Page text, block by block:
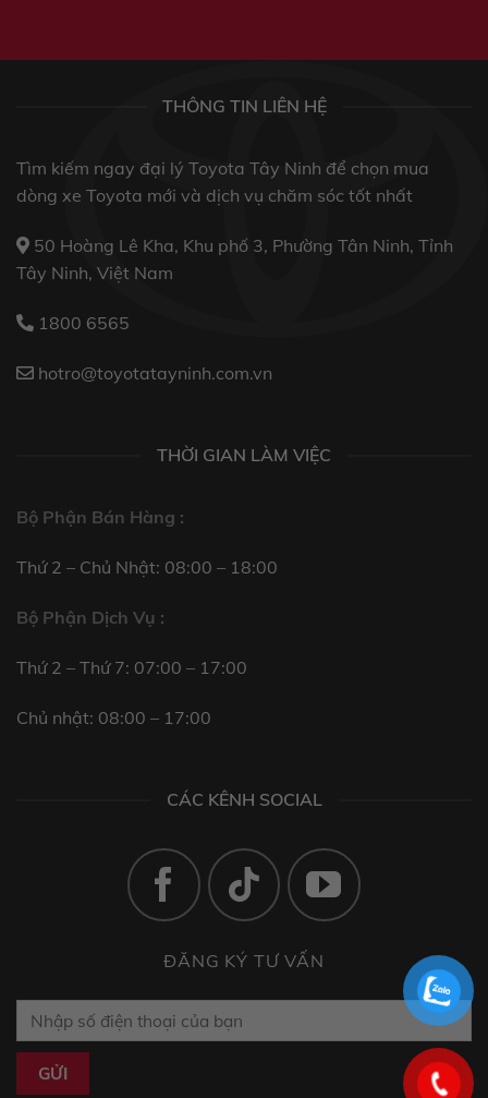
THÔNG TIN LIÊN HỆ
Tìm kiếm ngay đại lý Toyota Tây Ninh để chọn mua
dòng xe Toyota mới và dịch vụ chăm sóc tốt nhất
50 Hoàng Lê Kha, Khu phố 3, Phường Tân Ninh, Tỉnh
Tây Ninh, Việt Nam
1800 6565
hotro@toyotatayninh.com.vn
THỜI GIAN LÀM VIỆC
Bộ Phận Bán Hàng :
Thứ 2 – Chủ Nhật: 08:00 – 18:00
Bộ Phận Dịch Vụ :
Thứ 2 – Thứ 7: 07:00 – 17:00
Chủ nhật: 08:00 – 17:00
CÁC KÊNH SOCIAL
ĐĂNG KÝ TƯ VẤN